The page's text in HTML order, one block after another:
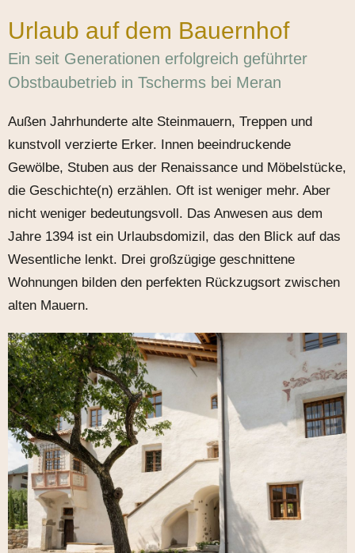
Urlaub auf dem Bauernhof
Ein seit Generationen erfolgreich geführter
Obstbaubetrieb in Tscherms bei Meran
Außen Jahrhunderte alte Steinmauern, Treppen und
kunstvoll verzierte Erker. Innen beeindruckende
Gewölbe, Stuben aus der Renaissance und Möbelstücke,
die Geschichte(n) erzählen. Oft ist weniger mehr. Aber
nicht weniger bedeutungsvoll. Das Anwesen aus dem
Jahre 1394 ist ein Urlaubsdomizil, das den Blick auf das
Wesentliche lenkt. Drei großzügige geschnittene
Wohnungen bilden den perfekten Rückzugsort zwischen
alten Mauern.